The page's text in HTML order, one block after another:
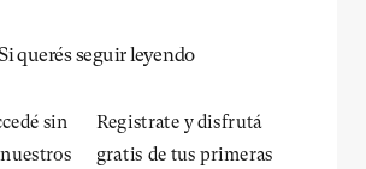
querés seguir leyendo
sin Registrate y disfrutá
gratis de tus primeras